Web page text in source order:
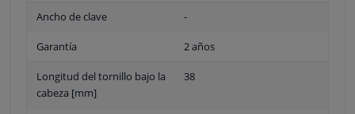
Ancho de clave -
Garantía 2 años
Longitud del tornillo bajo la
cabeza [mm]
38